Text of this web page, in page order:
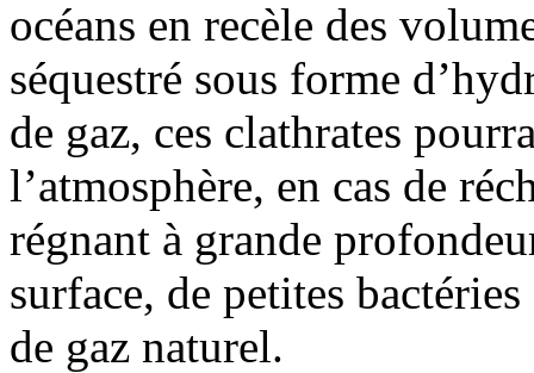
océans en recèle des
séquestré sous forme
de gaz, ces clathrates
l’atmosphère, en cas de
régnant à grande
surface, de petites
de gaz naturel.